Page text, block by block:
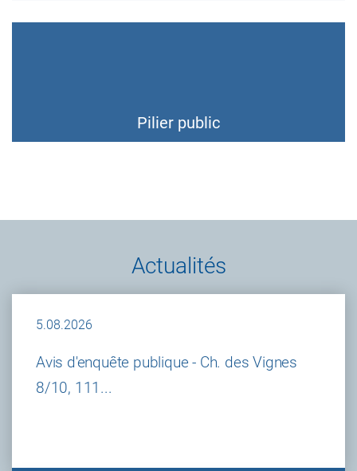
Pilier public
Actualités
5.08.2026
Avis d'enquête publique - Ch. des Vignes
8/10, 111...